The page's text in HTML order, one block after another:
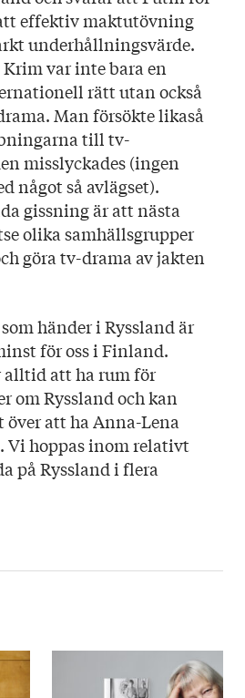
effektiv maktutövning
underhållningsvärde.
var inte bara en
rätt utan också
Man försökte likaså
till tv-
misslyckades (ingen
något så avlägset).
gissning är att nästa
olika samhällsgrupper
göra tv-drama av jakten
händer i Ryssland är
för oss i Finland.
alltid att ha rum för
om Ryssland och kan
att ha Anna-Lena
Vi hoppas inom relativt
på Ryssland i flera